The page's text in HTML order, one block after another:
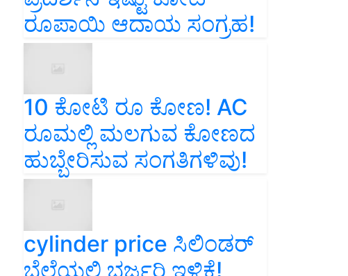
ರೂಪಾಯಿ ಆದಾಯ ಸಂಗ್ರಹ!
10 ಕೋಟಿ ರೂ ಕೋಣ! AC
ರೂಮಲ್ಲಿ ಮಲಗುವ ಕೋಣದ
ಹುಬ್ಬೇರಿಸುವ ಸಂಗತಿಗಳಿವು!
cylinder price ಸಿಲಿಂಡರ್‌
ಬೆಲೆಯಲ್ಲಿ ಭರ್ಜರಿ ಇಳಿಕೆ!